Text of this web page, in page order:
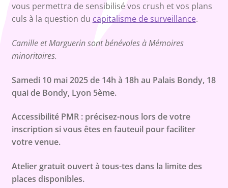
vous permettra de sensibilisé vos crush et vos plans
culs à la question du capitalisme de surveillance.
Camille et Marguerin sont bénévoles à Mémoires
minoritaires.
Samedi 10 mai 2025 de 14h à 18h au Palais Bondy, 18
quai de Bondy, Lyon 5ème.
Accessibilité PMR : précisez-nous lors de votre
inscription si vous êtes en fauteuil pour faciliter
votre venue.
Atelier gratuit ouvert à tous-tes dans la limite des
places disponibles.